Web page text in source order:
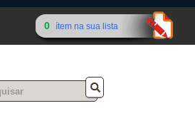
0 ítem na sua lista